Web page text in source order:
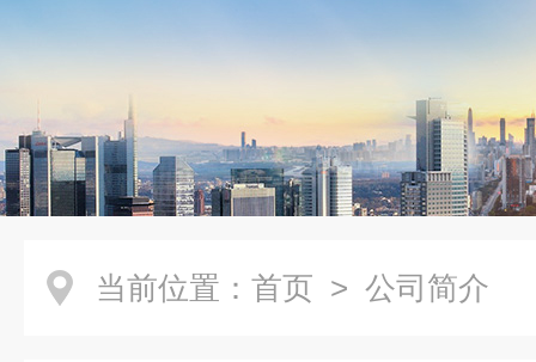
当前位置： 首页 > 公司简介